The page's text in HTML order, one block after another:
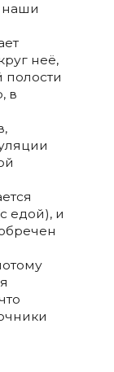
наши
неё,
в
едой), и